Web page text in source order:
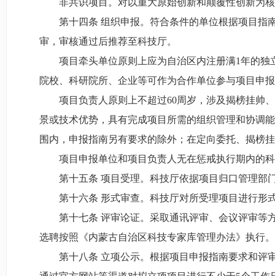
非共识项目。对以重大原始创新和颠覆性创新为
第十四条 组织申报。符合条件的单位根据项目指
审，审核通过后推荐至科技厅。
项目牵头单位原则上应为自治区内注册满1年的
院校、科研院所、企业等可作为合作单位参与项目申
项目负责人原则上不超过60周岁，涉及揭榜挂帅
景或技术优势，具有完成项目所需的组织管理和协调
围内，申报指南另有要求的除外；在定向委托、揭榜
项目申报单位和项目负责人无在惩戒执行期内的
第十五条 项目受理。科技厅依据项目归口管理部
第十六条 形式审查。科技厅对所受理项目进行形
第十七条 评审论证。采取通讯评审、会议评审等
选聘按照《内蒙古自治区科技专家库管理办法》执行。
第十八条 立项公示。根据项目申报指南要求和评